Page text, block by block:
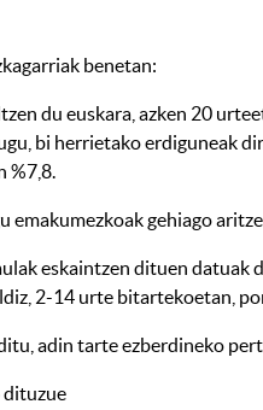
benetan:
du euskara, azken 20
bi herrietako erdiguneak
%7,8.
gehiago
eskaintzen dituen datuak
2-14 urte bitartekoetan,
adin tarte ezberdineko
dituzue